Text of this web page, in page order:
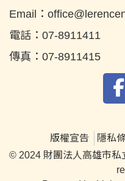
Email：
電話： 07-8911411
傳真： 07-8911415
版權宣告 隱私
© 2024 財團法人高雄市私